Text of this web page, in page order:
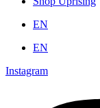
EN
EN
Instagram